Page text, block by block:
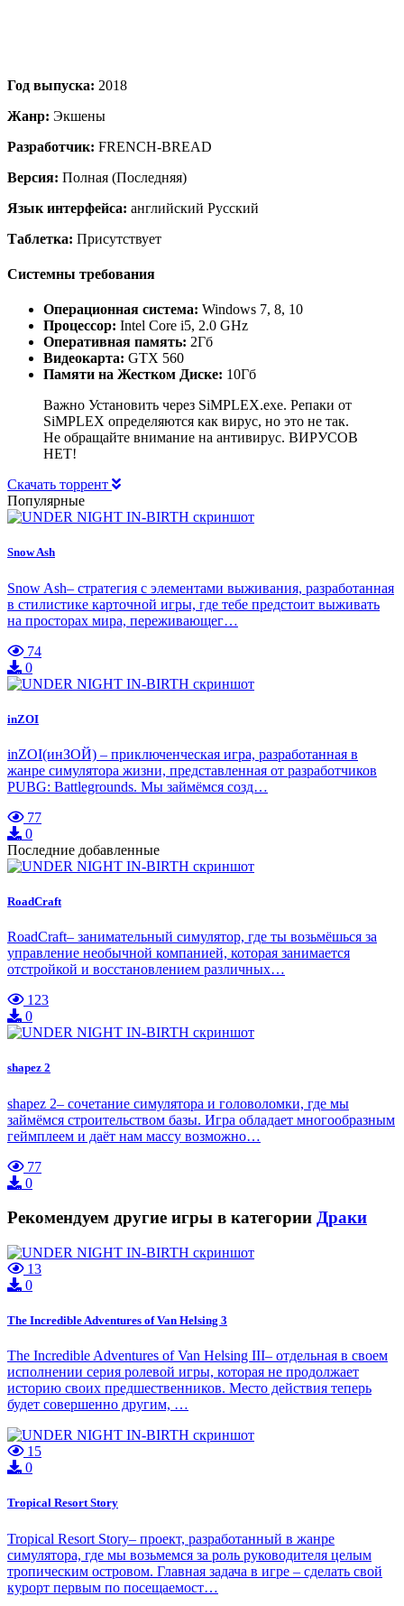
Год выпуска: 2018
Жанр: Экшены
Разработчик: FRENCH-BREAD
Версия: Полная (Последняя)
Язык интерфейса: английский Русский
Таблетка: Присутствует
Системны требования
Операционная система: Windows 7, 8, 10
Процессор: Intel Core i5, 2.0 GHz
Оперативная память: 2Гб
Видеокарта: GTX 560
Памяти на Жестком Диске: 10Гб
Важно Установить через SiMPLEX.exe. Репаки от
SiMPLEX определяются как вирус, но это не так.
Не обращайте внимание на антивирус. ВИРУСОВ
НЕТ!
Скачать торрент
Популярные
Snow Ash
Snow Ash– стратегия с элементами выживания, разработанная
в стилистике карточной игры, где тебе предстоит выживать
на просторах мира, переживающег…
74
0
inZOI
inZOI(инЗОЙ) – приключенческая игра, разработанная в
жанре симулятора жизни, представленная от разработчиков
PUBG: Battlegrounds. Мы займёмся созд…
77
0
Последние добавленные
RoadCraft
RoadCraft– занимательный симулятор, где ты возьмёшься за
управление необычной компанией, которая занимается
отстройкой и восстановлением различных…
123
0
shapez 2
shapez 2– сочетание симулятора и головоломки, где мы
займёмся строительством базы. Игра обладает многообразным
геймплеем и даёт нам массу возможно…
77
0
Рекомендуем другие игры в категории Драки
13
0
The Incredible Adventures of Van Helsing 3
The Incredible Adventures of Van Helsing III– отдельная в своем
исполнении серия ролевой игры, которая не продолжает
историю своих предшественников. Место действия теперь
будет совершенно другим, …
15
0
Tropical Resort Story
Tropical Resort Story– проект, разработанный в жанре
симулятора, где мы возьмемся за роль руководителя целым
тропическим островом. Главная задача в игре – сделать свой
курорт первым по посещаемост…